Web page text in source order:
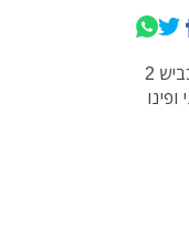
בשעות הצהריים (ראשון) גבר שנפל מגובה של כ - 7 מטרים סמוך לאתר עבודה בכביש 2